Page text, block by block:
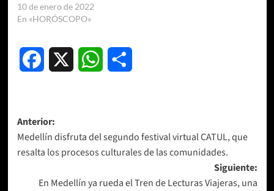
10 de enero de 2022
En «HORÓSCOPO»
Facebook WhatsApp
Navegación
de
entradas
Anterior:
Medellín disfruta del segundo festival virtual CATUL, que
resalta los procesos culturales de las comunidades.
Siguiente:
En Medellín ya rueda el Tren de Lecturas Viajeras, una